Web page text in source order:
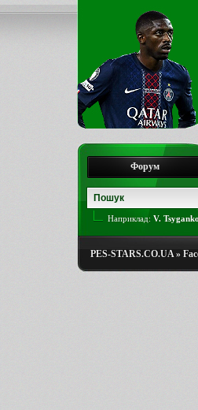
Форум
Наприклад: V.
PES-STARS.CO.UA»